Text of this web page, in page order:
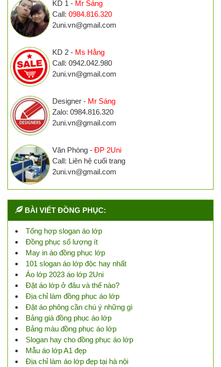
KD 1 - Mr Sáng
Call: 0984.816.320
2uni.vn@gmail.com
KD 2 - Ms Hằng
Call: 0942.042.980
2uni.vn@gmail.com
Designer - Mr Sáng
Zalo: 0984.816.320
2uni.vn@gmail.com
Văn Phòng - ĐP 2Uni
Call: Liên hệ cuối trang
2uni.vn@gmail.com
BÀI VIẾT ĐỒNG PHỤC:
Tổng hợp slogan áo lớp
Đồng phục số lượng ít
May in áo đồng phục lớp
101 slogan áo lớp độc hay nhất
Áo lớp 2023 áo lớp 2Uni
Đặt áo lớp ở đâu và thế nào?
Địa chỉ làm đồng phục áo lớp
Đặt áo phông cần chú ý những gì
Bảng giá đồng phục áo lớp
Bảng màu đồng phục áo lớp
Slogan hay cho đồng phục áo lớp
Mẫu áo lớp A1 đẹp
Địa chỉ làm áo lớp đẹp tại hà nội